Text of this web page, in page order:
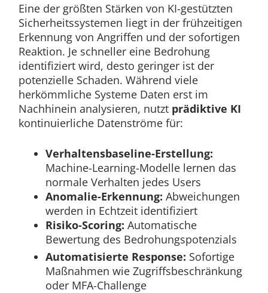
Eine der größten Stärken von KI-gestützten
Sicherheitssystemen liegt in der frühzeitigen
Erkennung von Angriffen und der sofortigen
Reaktion. Je schneller eine Bedrohung
identifiziert wird, desto geringer ist der
potenzielle Schaden. Während viele
herkömmliche Systeme Daten erst im
Nachhinein analysieren, nutzt prädiktive KI
kontinuierliche Datenströme für:
Verhaltensbaseline-Erstellung:
Machine-Learning-Modelle lernen das
normale Verhalten jedes Users
Anomalie-Erkennung: Abweichungen
werden in Echtzeit identifiziert
Risiko-Scoring: Automatische
Bewertung des Bedrohungspotenzials
Automatisierte Response: Sofortige
Maßnahmen wie Zugriffsbeschränkung
oder MFA-Challenge